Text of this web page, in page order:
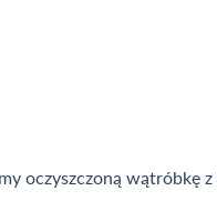
oczyszczoną wątróbkę z